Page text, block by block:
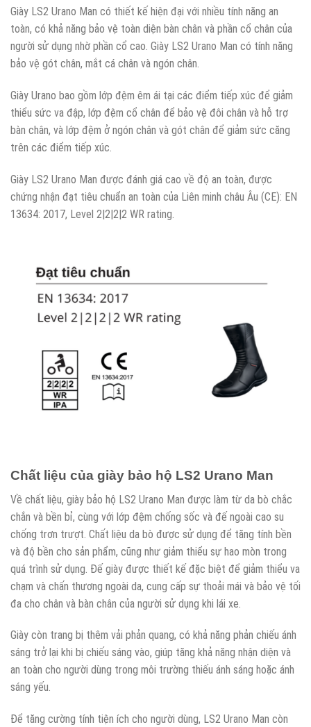
Giày LS2 Urano Man có thiết kế hiện đại với nhiều tính năng an
toàn, có khả năng bảo vệ toàn diện bàn chân và phần cổ chân của
người sử dụng nhờ phần cổ cao. Giày LS2 Urano Man có tính năng
bảo vệ gót chân, mắt cá chân và ngón chân.
Giày Urano bao gồm lớp đệm êm ái tại các điểm tiếp xúc để giảm
thiểu sức va đập, lớp đệm cổ chân để bảo vệ đôi chân và hỗ trợ
bàn chân, và lớp đệm ở ngón chân và gót chân để giảm sức căng
trên các điểm tiếp xúc.
Giày LS2 Urano Man được đánh giá cao về độ an toàn, được
chứng nhận đạt tiêu chuẩn an toàn của Liên minh châu Âu (CE): EN
13634: 2017, Level 2|2|2|2 WR rating.
Chất liệu của giày bảo hộ LS2 Urano Man
Về chất liệu, giày bảo hộ LS2 Urano Man được làm từ da bò chắc
chắn và bền bỉ, cùng với lớp đệm chống sốc và đế ngoài cao su
chống trơn trượt. Chất liệu da bò được sử dụng để tăng tính bền
và độ bền cho sản phẩm, cũng như giảm thiểu sự hao mòn trong
quá trình sử dụng. Đế giày được thiết kế đặc biệt để giảm thiểu va
chạm và chấn thương ngoài da, cung cấp sự thoải mái và bảo vệ tối
đa cho chân và bàn chân của người sử dụng khi lái xe.
Giày còn trang bị thêm vải phản quang, có khả năng phản chiếu ánh
sáng trở lại khi bị chiếu sáng vào, giúp tăng khả năng nhận diện và
an toàn cho người dùng trong môi trường thiếu ánh sáng hoặc ánh
sáng yếu.
Để tăng cường tính tiện ích cho người dùng, LS2 Urano Man còn